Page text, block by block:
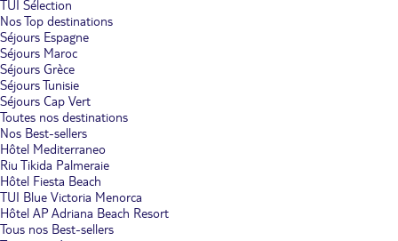
TUI Sélection
Nos Top destinations
Séjours Espagne
Séjours Maroc
Séjours Grèce
Séjours Tunisie
Séjours Cap Vert
Toutes nos destinations
Nos Best-sellers
Hôtel Mediterraneo
Riu Tikida Palmeraie
Hôtel Fiesta Beach
TUI Blue Victoria Menorca
Hôtel AP Adriana Beach Resort
Tous nos Best-sellers